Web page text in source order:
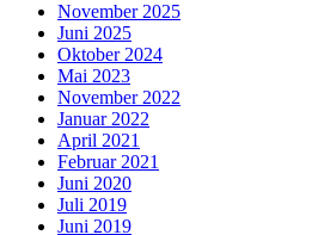
November 2025
Juni 2025
Oktober 2024
Mai 2023
November 2022
Januar 2022
April 2021
Februar 2021
Juni 2020
Juli 2019
Juni 2019